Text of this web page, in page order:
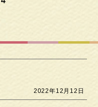
2022年12月12日